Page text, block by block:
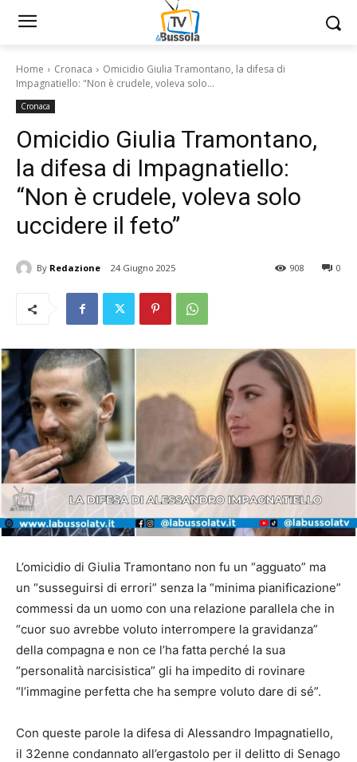
Home Cronaca
Omicidio Giulia Tramontano, la difesa di
Impagnatiello: "Non è crudele, voleva solo...
Cronaca
Omicidio Giulia Tramontano,
la difesa di Impagnatiello:
“Non è crudele, voleva solo
uccidere il feto”
By Redazione 24 Giugno 2025 0
908
L’omicidio di Giulia Tramontano non fu un “agguato” ma
un “susseguirsi di errori” senza la “minima pianificazione”
commessi da un uomo con una relazione parallela che in
“cuor suo avrebbe voluto interrompere la gravidanza”
della compagna e non ce l’ha fatta perché la sua
“personalità narcisistica” gli ha impedito di rovinare
“l’immagine perfetta che ha sempre voluto dare di sé”.
Con queste parole la difesa di Alessandro Impagnatiello,
il 32enne condannato all’ergastolo per il delitto di Senago